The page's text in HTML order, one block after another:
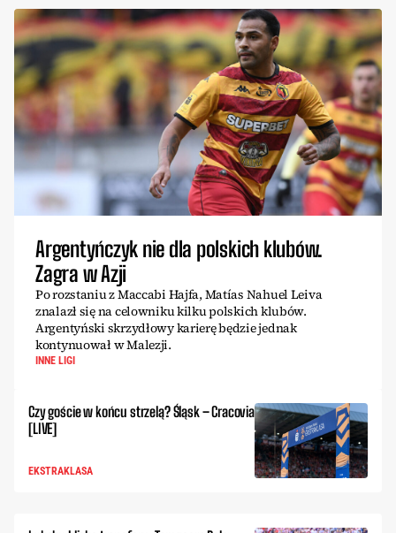
Argentyńczyk nie dla polskich klubów.
Zagra w Azji
Po rozstaniu z Maccabi Hajfa, Matías Nahuel Leiva
znalazł się na celowniku kilku polskich klubów.
Argentyński skrzydłowy karierę będzie jednak
kontynuował w Malezji.
INNE LIGI
Czy goście w końcu strzelą? Śląsk – Cracovia
[LIVE]
EKSTRAKLASA